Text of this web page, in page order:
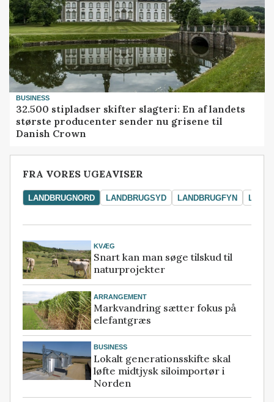
BUSINESS
32.500 stipladser skifter slagteri: En af landets
største producenter sender nu grisene til
Danish Crown
FRA VORES UGEAVISER
LANDBRUGNORD LANDBRUGSYD LANDBRUGFYN
KVÆG
Snart kan man søge tilskud til
naturprojekter
ARRANGEMENT
Markvandring sætter fokus på
elefantgræs
BUSINESS
Lokalt generationsskifte skal
løfte midtjysk siloimportør i
Norden